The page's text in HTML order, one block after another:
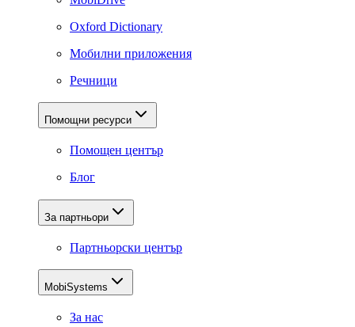
Oxford Dictionary
Мобилни приложения
Речници
Помощни ресурси
Помощен център
Блог
За партньори
Партньорски център
MobiSystems
За нас